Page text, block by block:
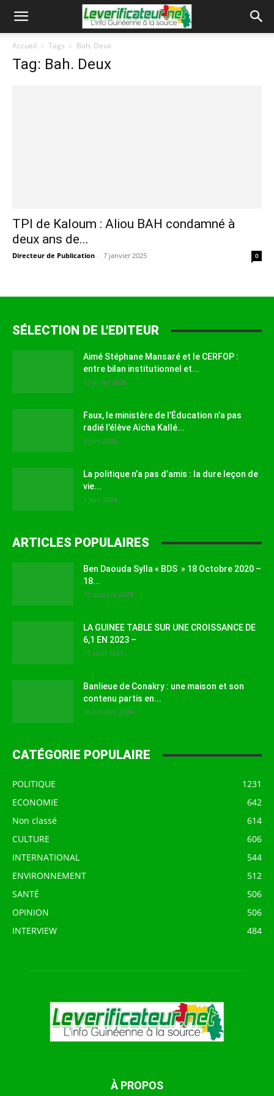
Accueil Tags Bah. Deux
Tag: Bah. Deux
TPI de Kaloum : Aliou BAH condamné à
deux ans de...
Directeur de Publication - 7 janvier 2025 0
SÉLECTION DE L'EDITEUR
Aimé Stéphane Mansaré et le CERFOP :
entre bilan institutionnel et...
12 juillet 2026
Faux, le ministère de l’Éducation n’a pas
radié l’élève Aïcha Kallé...
9 juin 2026
La politique n’a pas d’amis : la dure leçon de
vie...
1 juin 2026
ARTICLES POPULAIRES
Ben Daouda Sylla « BDS » 18 Octobre 2020 –
18...
18 octobre 2024
LA GUINEE TABLE SUR UNE CROISSANCE DE
6,1 EN 2023 –
17 août 2023
Banlieue de Conakry : une maison et son
contenu partis en...
16 octobre 2024
CATÉGORIE POPULAIRE
POLITIQUE
1231
ECONOMIE
642
Non classé
614
CULTURE
606
INTERNATIONAL
544
ENVIRONNEMENT
512
SANTÉ
506
OPINION
506
INTERVIEW
484
À PROPOS